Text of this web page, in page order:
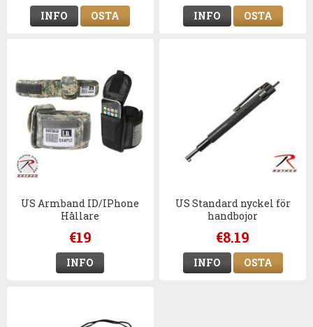
INFO OSTA INFO OSTA
US Armband ID/IPhone
Hållare
€19
INFO
US Standard nyckel för
handbojor
€8.19
INFO OSTA